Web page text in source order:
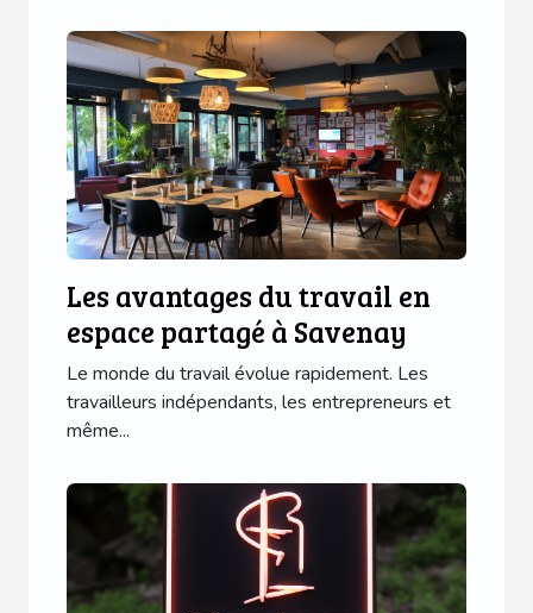
Les avantages du travail en
espace partagé à Savenay
Le monde du travail évolue rapidement. Les
travailleurs indépendants, les entrepreneurs et
même...